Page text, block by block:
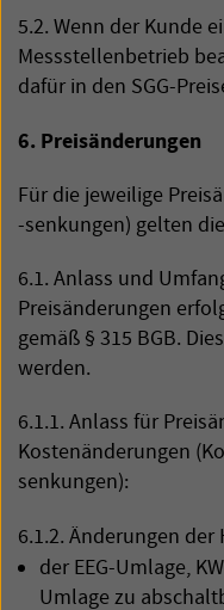
5.2. Wenn der Kunde
Messstellenbetrieb
dafür in den SGG-
6. Preisänderungen
Für die jeweilige
-senkungen) gelten
6.1. Anlass und
Preisänderungen
gemäß § 315 BGB.
werden.
6.1.1. Anlass für
Kostenänderungen
senkungen):
6.1.2. Änderungen der
der EEG-Umlage,
Umlage zu